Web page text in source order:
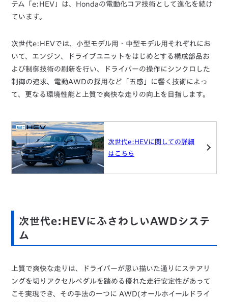
テム「e:HEV」は、Hondaの電動化コア技術として進化を続け
ています。
次世代e:HEVでは、小型モデル用・中型モデル用それぞれにお
いて、エンジン、ドライブユニットをはじめとする構成部品お
よび制御技術の刷新を行い、ドライバーの操作にシンクロした
制御の追求、電動AWDの採用など「五感」に響く技術によっ
て、更なる環境性能と上質で爽快な走りの向上を目指します。
次世代e:HEVに関しての詳細
はこちら
次世代e:HEVにふさわしいAWDシステ
ム
上質で爽快な走りは、ドライバーが思い描いた通りにステアリ
ングを切りアクセルペダルを踏める優れた走行安定性があって
こそ実現でき、その手法の一つに AWD(オールホイールドライ